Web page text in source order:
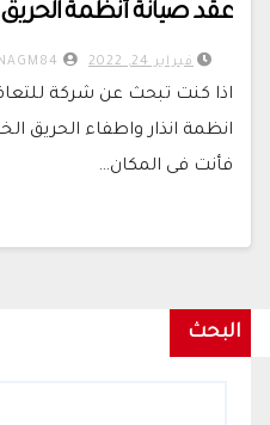
عقد صيانة أنظمة الحريق
فبراير 24, 2022
اذا كنت تبحث عن شركة
انظمة انذار واطفاء
فأنت فى المكان…
البحث